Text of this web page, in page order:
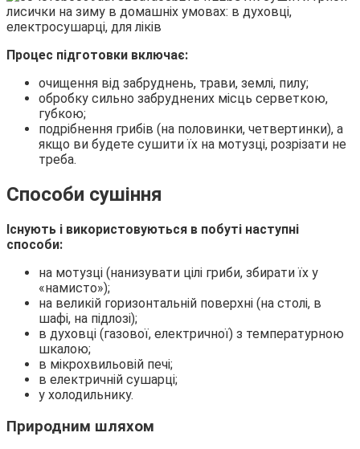
Процес підготовки включає:
очищення від забруднень, трави, землі, пилу;
обробку сильно забруднених місць серветкою,
губкою;
подрібнення грибів (на половинки, четвертинки), а
якщо ви будете сушити їх на мотузці, розрізати не
треба.
Способи сушіння
Існують і використовуються в побуті наступні
способи:
на мотузці (нанизувати цілі гриби, збирати їх у
«намисто»);
на великій горизонтальній поверхні (на столі, в
шафі, на підлозі);
в духовці (газової, електричної) з температурною
шкалою;
в мікрохвильовій печі;
в електричній сушарці;
у холодильнику.
Природним шляхом